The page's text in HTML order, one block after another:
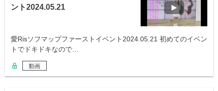
ント2024.05.21
愛Risソフマップファーストイベント2024.05.21 初めてのイベン
トでドキドキなので…
動画